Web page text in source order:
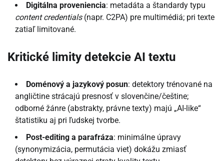
Digitálna proveniencia: metadáta a štandardy typu
content credentials(napr. C2PA) pre multimédiá; pri texte
zatiaľ limitované.
Kritické limity detekcie AI textu
Doménový a jazykový posun: detektory trénované na
angličtine strácajú presnosť v slovenčine/češtine;
odborné žánre (abstrakty, právne texty) majú „AI-like“
štatistiku aj pri ľudskej tvorbe.
Post-editing a parafráza: minimálne úpravy
(synonymizácia, permutácia viet) dokážu zmiasť